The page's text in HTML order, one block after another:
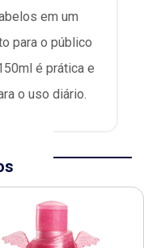
em um
para o público
é prática e
o uso diário.